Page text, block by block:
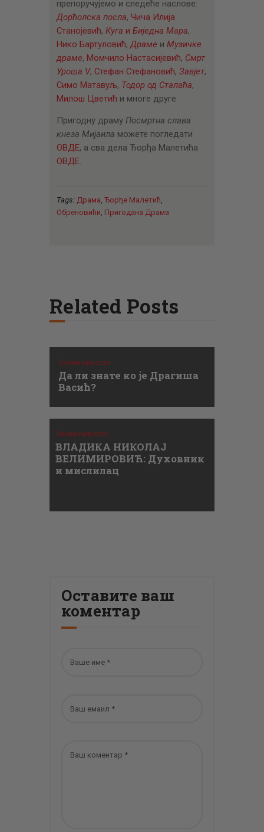
препоручујемо и следеће наслове:
Дорћолска посла, Чича Илија
Станојевић, Куга и Биједна Мара,
Нико Бартуловић, Драме и Музичке
драме, Момчило Настасијевић, Смрт
Уроша V, Стефан Стефановић, Завјет,
Симо Матавуљ, Тодор од Сталаћа,
Милош Цветић и многе друге.
Пригодну драму Посмртна слава
кнеза Мијаила можете погледати
ОВДЕ, а сва дела Ђорђа Малетића
ОВДЕ.
Tags: Драма, Ђорђе Малетић,
Обреновићи, Пригодана Драма
Related Posts
Занимљивости
Да ли знате ко је Драгиша
Васић?
Занимљивости
ВЛАДИКА НИКОЛАЈ
ВЕЛИМИРОВИЋ: Духовник
и мислилац
Оставите ваш
коментар